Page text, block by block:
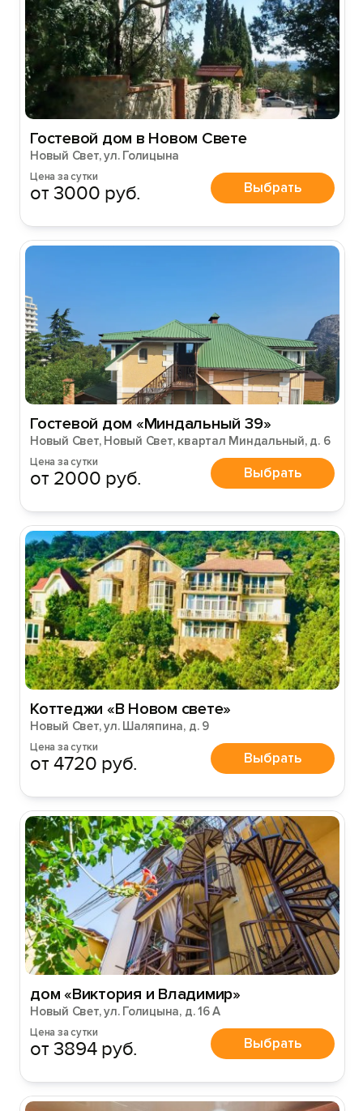
Гостевой дом в Новом Свете
Новый Свет, ул. Голицына
Цена за сутки
от 3000 руб. Выбрать
Гостевой дом «Миндальный 39»
Новый Свет, Новый Свет, квартал Миндальный, д. 6
Цена за сутки
от 2000 руб. Выбрать
Коттеджи «В Новом свете»
Новый Свет, ул. Шаляпина, д. 9
Цена за сутки
от 4720 руб. Выбрать
дом «Виктория и Владимир»
Новый Свет, ул. Голицына, д. 16 А
Цена за сутки
от 3894 руб. Выбрать